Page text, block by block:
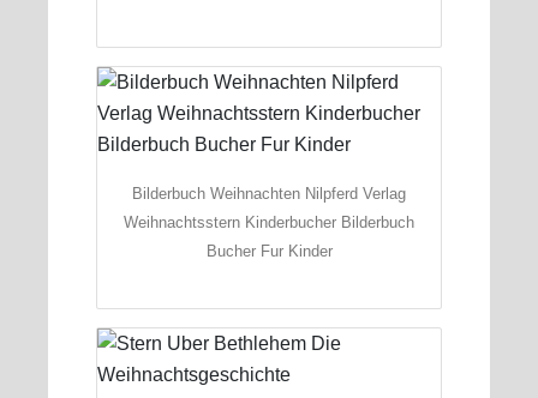
Bilderbuch Weihnachten Nilpferd Verlag
Weihnachtsstern Kinderbucher Bilderbuch
Bucher Fur Kinder